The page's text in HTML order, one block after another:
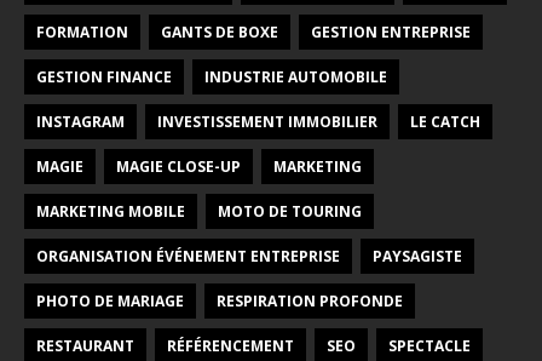
FORMATION GANTS DE BOXE GESTION ENTREPRISE
GESTION FINANCE INDUSTRIE AUTOMOBILE
INSTAGRAM INVESTISSEMENT IMMOBILIER LE CATCH
MAGIE MAGIE CLOSE-UP MARKETING
MARKETING MOBILE MOTO DE TOURING
ORGANISATION ÉVÉNEMENT ENTREPRISE PAYSAGISTE
PHOTO DE MARIAGE RESPIRATION PROFONDE
RESTAURANT RÉFÉRENCEMENT SEO SPECTACLE